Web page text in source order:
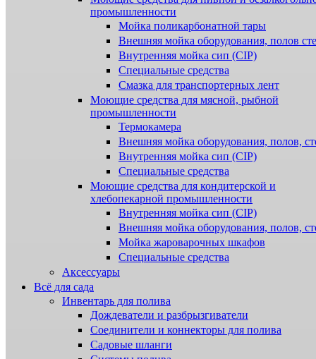
промышленности
Мойка поликарбонатной тары
Внешняя мойка оборудования, полов
Внутренняя мойка сип (CIP)
Специальные средства
Смазка для транспортерных лент
Моющие средства для мясной, рыбной
промышленности
Термокамера
Внешняя мойка оборудования, полов,
Внутренняя мойка сип (CIP)
Специальные средства
Моющие средства для кондитерской и
хлебопекарной промышленности
Внутренняя мойка сип (CIP)
Внешняя мойка оборудования, полов,
Мойка жароварочных шкафов
Специальные средства
Аксессуары
Всё для сада
Инвентарь для полива
Дождеватели и разбрызгиватели
Соединители и коннекторы для полива
Садовые шланги